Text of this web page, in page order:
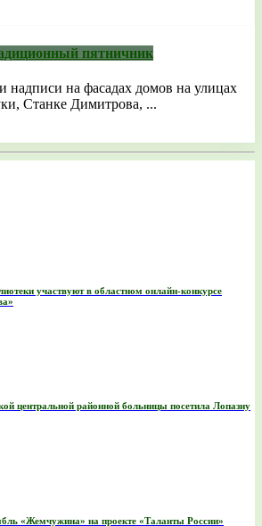
пятничник
на фасадах домов на улицах
Станке Димитрова, ...
участвуют в областном онлайн-конкурсе
центральной районной больницы посетила Лопазну
«Жемчужина» на проекте «Таланты России»